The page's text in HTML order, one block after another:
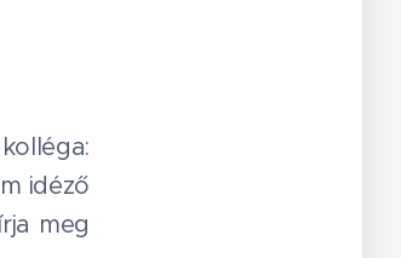
idéző
meg